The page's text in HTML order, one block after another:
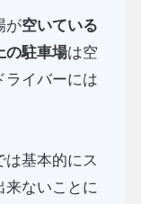
が空いている
の駐車場は空
ライバーには
基本的にス
来ないことに